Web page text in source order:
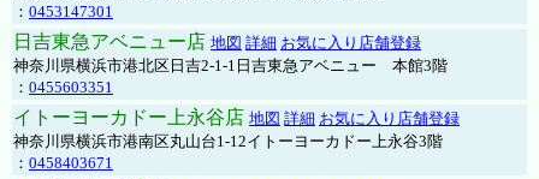
： 0453147301
日吉東急アベニュー店 地図 詳細 お気に入り店舗登録
神奈川県横浜市港北区日吉2-1-1日吉東急アベニュー 本館3階
： 0455603351
イトーヨーカドー上永谷店 地図 詳細 お気に入り店舗登録
神奈川県横浜市港南区丸山台1-12イトーヨーカドー上永谷3階
： 0458403671